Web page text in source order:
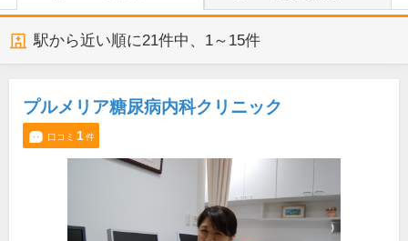
駅から近い順に21件中、 1～15件
プルメリア糖尿病内科クリニック
口コミ 1件